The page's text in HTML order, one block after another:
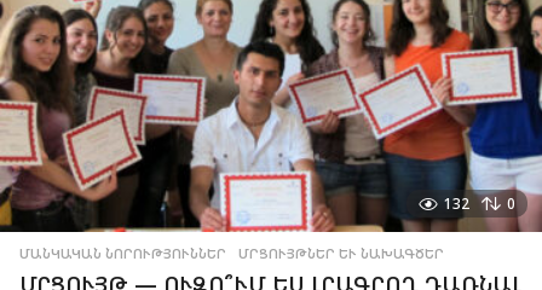
132 0
ՄԱՆԿԱԿԱՆ ՆՈՐՈՒԹՅՈՒՆՆԵՐ ,ՄՐՑՈՒՅԹՆԵՐ ԵՒ ՆԱԽԱԳԾԵՐ